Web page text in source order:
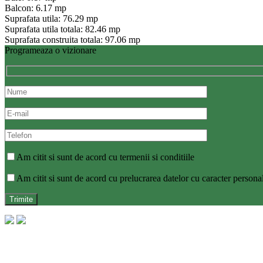
Balcon: 6.17 mp
Suprafata utila: 76.29 mp
Suprafata utila totala: 82.46 mp
Suprafata construita totala: 97.06 mp
Programeaza o vizionare
Am citit si sunt de acord cu termenii si conditiile
Am citit si sunt de acord cu prelucrarea datelor cu caracter